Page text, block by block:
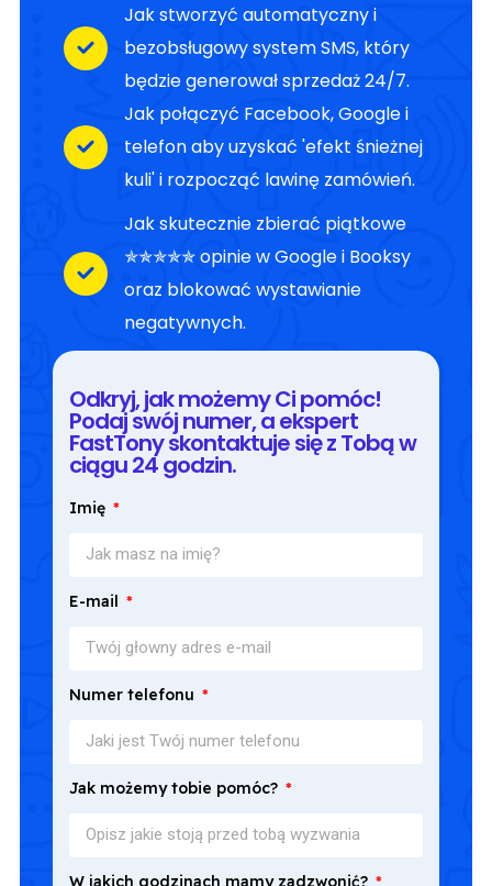
Jak stworzyć automatyczny i
bezobsługowy system SMS, który
będzie generował sprzedaż 24/7.
Jak połączyć Facebook, Google i
telefon aby uzyskać 'efekt śnieżnej
kuli' i rozpocząć lawinę zamówień.
Jak skutecznie zbierać piątkowe
✯✯✯✯✯ opinie w Google i Booksy
oraz blokować wystawianie
negatywnych.
Odkryj, jak możemy Ci pomóc!
Podaj swój numer, a ekspert
FastTony skontaktuje się z Tobą w
ciągu 24 godzin.
Imię
E-mail
Numer telefonu
Jak możemy tobie pomóc?
W jakich godzinach mamy zadzwonić?